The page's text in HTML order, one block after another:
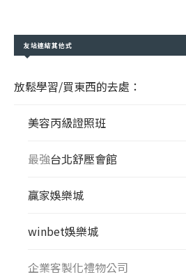
友站連結其他式
放鬆學習/買東西的去處：
美容丙級證照班
最強台北舒壓會館
贏家娛樂城
winbet娛樂城
企業客製化禮物公司